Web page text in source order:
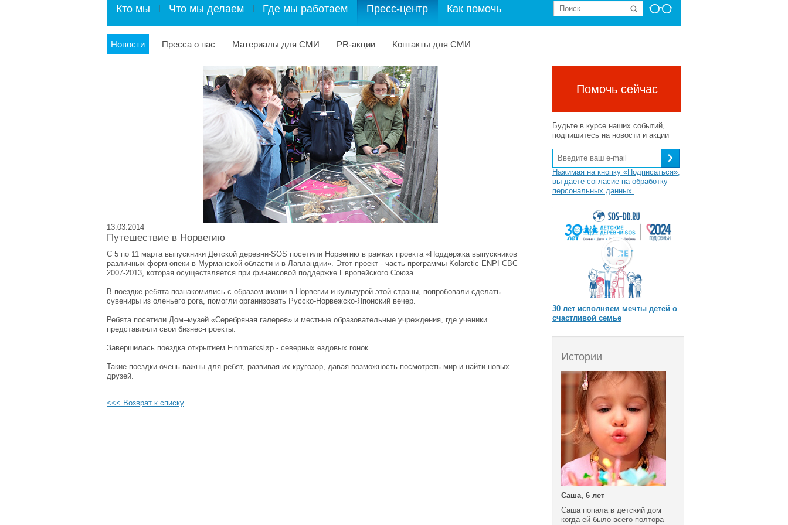
Кто мы Что мы делаем Где мы работаем Пресс-центр Как помочь
Новости Пресса о нас Материалы для СМИ PR-акции Контакты для СМИ
13.03.2014
Путешествие в Норвегию
С 5 по 11 марта выпускники Детской деревни-SOS посетили Норвегию в рамках проекта «Поддержка выпускников
различных форм опеки в Мурманской области и в Лапландии». Этот проект - часть программы Kolarctic ENPI CBC
2007-2013, которая осуществляется при финансовой поддержке Европейского Союза.
В поездке ребята познакомились с образом жизни в Норвегии и культурой этой страны, попробовали сделать
сувениры из оленьего рога, помогли организовать Русско-Норвежско-Японский вечер.
Ребята посетили Дом–музей «Серебряная галерея» и местные образовательные учреждения, где ученики
представляли свои бизнес-проекты.
Завершилась поездка открытием Finnmarksløp - северных ездовых гонок.
Такие поездки очень важны для ребят, развивая их кругозор, давая возможность посмотреть мир и найти новых
друзей.
<<< Возврат к списку
Помочь сейчас
Будьте в курсе наших событий,
подпишитесь на новости и акции
Нажимая на кнопку «Подписаться»,
вы даете согласие на обработку
персональных данных.
30 лет исполняем мечты детей о
счастливой семье
Истории
Саша, 6 лет
Саша попала в детский дом
когда ей было всего полтора